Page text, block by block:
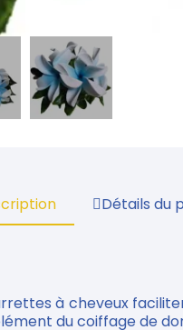
Détails du
à cheveux
du coiffage de